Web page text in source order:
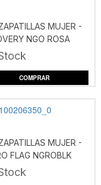
MUJER -
NGO ROSA
COMPRAR
MUJER -
FLAG NGROBLK